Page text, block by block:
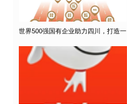
世界500强国有企业助力四川，打造一